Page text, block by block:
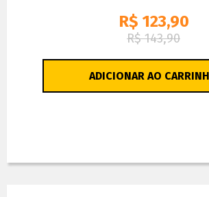
R$ 143,90
R$ 123,90
ADICIONAR AO